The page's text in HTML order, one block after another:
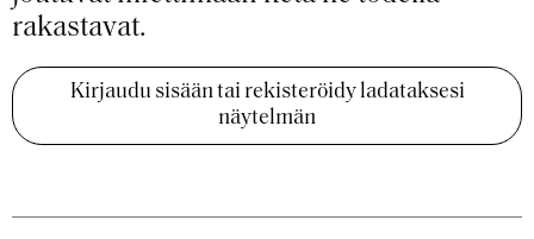
rakastavat.
Kirjaudu sisään tai rekisteröidy ladataksesi
näytelmän